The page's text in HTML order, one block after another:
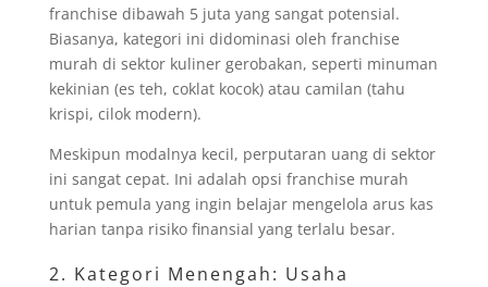
franchise dibawah 5 juta yang sangat potensial.
Biasanya, kategori ini didominasi oleh franchise
murah di sektor kuliner gerobakan, seperti minuman
kekinian (es teh, coklat kocok) atau camilan (tahu
krispi, cilok modern).
Meskipun modalnya kecil, perputaran uang di sektor
ini sangat cepat. Ini adalah opsi franchise murah
untuk pemula yang ingin belajar mengelola arus kas
harian tanpa risiko finansial yang terlalu besar.
2. Kategori Menengah: Usaha